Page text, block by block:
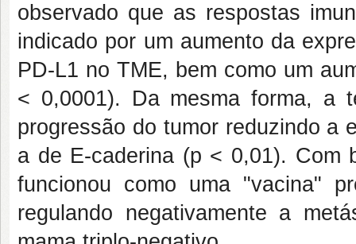
observado que as respostas
indicado por um aumento da
PD-L1 no TME, bem como um
< 0,0001). Da mesma forma, a
progressão do tumor reduzindo a
a de E-caderina (p < 0,01). Com
funcionou como uma "vacina"
regulando negativamente a